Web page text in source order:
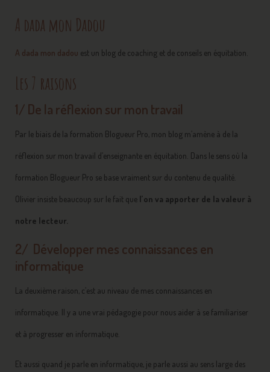
A dada mon Dadou
A dada mon dadou est un blog de coaching et de conseils en équitation.
Les 7 raisons
1/ De la réflexion sur mon travail
Par le biais de la formation Blogueur Pro, mon blog m’amène à de la
réflexion sur mon travail d’enseignante en équitation. Dans le sens où la
formation Blogueur Pro se base vraiment sur du contenu de qualité.
Olivier insiste beaucoup sur le fait que l’on va apporter de la valeur à
notre lecteur.
2/ Développer mes connaissances en
informatique
La deuxième raison, c’est au niveau de mes connaissances en
informatique. Il y a une vrai pédagogie pour nous aider à se familiariser
et à progresser en informatique.
Et aussi quand je parle en informatique, je parle aussi au sens large des